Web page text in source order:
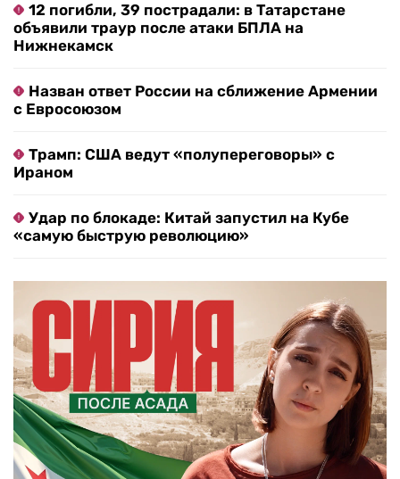
12 погибли, 39 пострадали: в Татарстане
объявили траур после атаки БПЛА на
Нижнекамск
Назван ответ России на сближение Армении
с Евросоюзом
Трамп: США ведут «полупереговоры» с
Ираном
Удар по блокаде: Китай запустил на Кубе
«самую быструю революцию»